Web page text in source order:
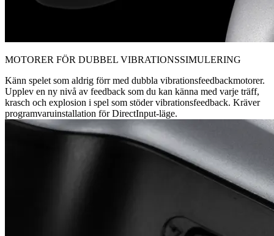
MOTORER FÖR DUBBEL VIBRATIONSSIMULERING
Känn spelet som aldrig förr med dubbla vibrationsfeedbackmotorer.
Upplev en ny nivå av feedback som du kan känna med varje träff,
krasch och explosion i spel som stöder vibrationsfeedback. Kräver
programvaruinstallation för DirectInput-läge.